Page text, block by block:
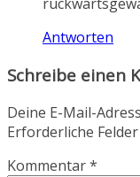
Antworten
Schreibe einen
Deine E-Mail-
Erforderliche
Kommentar*